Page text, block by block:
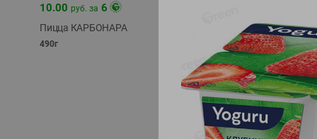
10.00 руб. за 6
Пицца КАРБОНАРА
490г
полуфабрикат,
охлажденный 1 кг
фасовка: 1-2кг
охлажд